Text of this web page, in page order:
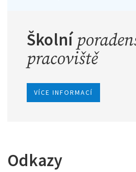
Školní
pracoviště
VÍCE INFORMACÍ
Odkazy